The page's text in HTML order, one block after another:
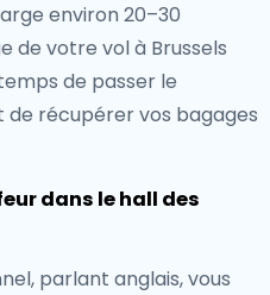
environ 20–30
de votre vol à Brussels
de passer le
récupérer vos bagages
dans le hall des
parlant anglais, vous